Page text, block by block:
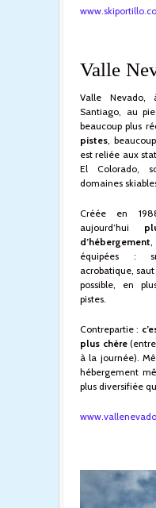
Valle
Valle
Santiago, au
beaucoup plus
pistes ,
est reliée aux
El Colorado,
domaines
Créée en
aujourd’hui
d’hébergement
équipées :
acrobatique,
possible, en
pistes.
Contrepartie :
plus chère
à la journée).
hébergement
plus diversifiée